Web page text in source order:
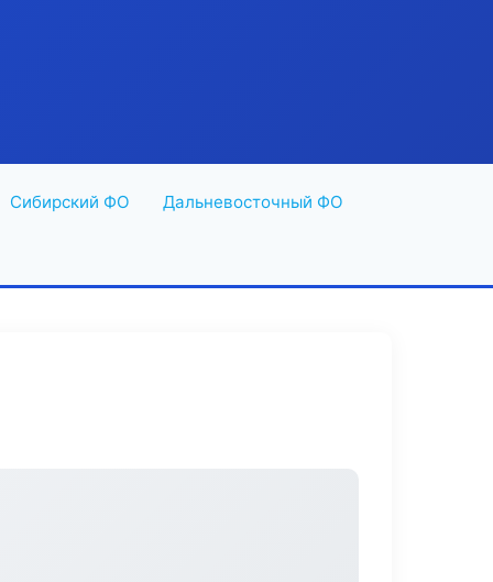
Сибирский ФО Дальневосточный ФО